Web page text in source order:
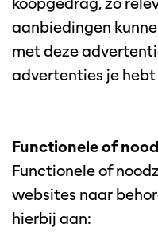
koopgedrag, zo
aanbiedingen
met deze
advertenties je hebt
Functionele of
Functionele of
websites naar
hierbij aan: